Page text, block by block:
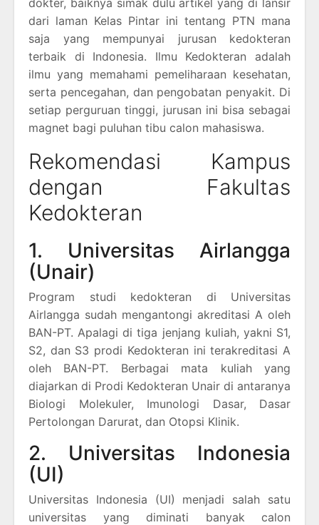
dari laman Kelas Pintar ini tentang PTN mana
saja yang mempunyai jurusan kedokteran
terbaik di Indonesia. Ilmu Kedokteran adalah
ilmu yang memahami pemeliharaan kesehatan,
serta pencegahan, dan pengobatan penyakit. Di
setiap perguruan tinggi, jurusan ini bisa sebagai
magnet bagi puluhan tibu calon mahasiswa.
Rekomendasi Kampus
dengan Fakultas
Kedokteran
1. Universitas Airlangga
(Unair)
Program studi kedokteran di Universitas
Airlangga sudah mengantongi akreditasi A oleh
BAN-PT. Apalagi di tiga jenjang kuliah, yakni S1,
S2, dan S3 prodi Kedokteran ini terakreditasi A
oleh BAN-PT. Berbagai mata kuliah yang
diajarkan di Prodi Kedokteran Unair di antaranya
Biologi Molekuler, Imunologi Dasar, Dasar
Pertolongan Darurat, dan Otopsi Klinik.
2. Universitas Indonesia
(UI)
Universitas Indonesia (UI) menjadi salah satu
universitas yang diminati banyak calon